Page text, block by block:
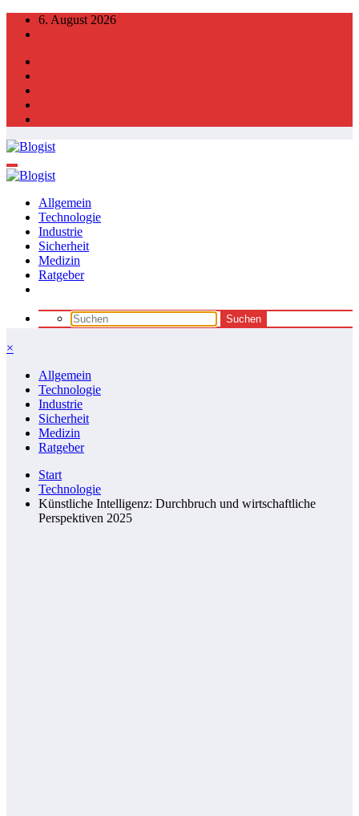
Zum
Inhalt
6. August 2026
Allgemein
Technologie
Industrie
Sicherheit
Medizin
Ratgeber
×
Allgemein
Technologie
Industrie
Sicherheit
Medizin
Ratgeber
Start
Technologie
Künstliche Intelligenz: Durchbruch und wirtschaftliche
Perspektiven 2025